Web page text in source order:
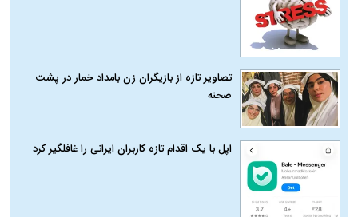
تصاویر تازه از بازیگران زن بامداد خمار در پشت
صحنه
اپل با یک اقدام تازه کاربران ایرانی را غافلگیر کرد